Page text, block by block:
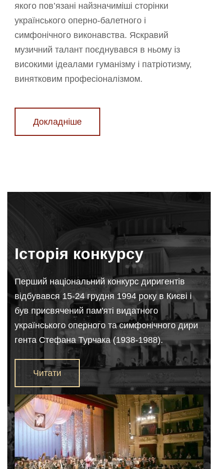
якого пов’язані найзначиміші сторінки
українського оперно-балетного і
симфонічного виконавства. Яскравий
музичний талант поєднувався в ньому із
високими ідеалами гуманізму і патріотизму,
винятковим професіоналізмом.
Докладніше
Історія конкурсу
Перший національний конкурс диригентів
відбувався 15-24 грудня 1994 року в Києві і
був присвячений пам'яті видатного
українського оперного та симфонічного дири
гента Стефана Турчака (1938-1988).
Читати